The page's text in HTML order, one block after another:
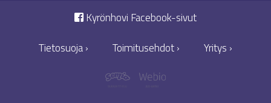
Kyrönhovi Facebook-sivut
Tietosuoja ›
Toimitusehdot › Yritys ›